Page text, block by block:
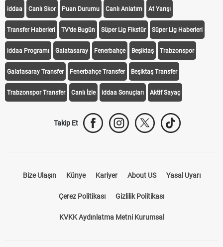
iddaa Canlı Skor Puan Durumu Canlı Anlatım At Yarışı
Transfer Haberleri TV'de Bugün Süper Lig Fikstür Süper Lig Haberleri
iddaa Programı Galatasaray Fenerbahçe Beşiktaş Trabzonspor
Galatasaray Transfer Fenerbahçe Transfer Beşiktaş Transfer
Trabzonspor Transfer Canlı İzle iddaa Sonuçları Aktif Sayaç
Takip Et
Bize Ulaşın Künye Kariyer About US Yasal Uyarı
Çerez Politikası Gizlilik Politikası
KVKK Aydınlatma Metni Kurumsal